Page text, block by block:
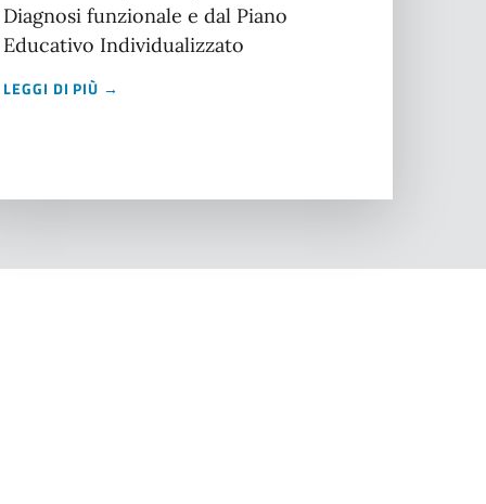
Diagnosi funzionale e dal Piano
Educativo Individualizzato
LEGGI DI PIÙ →